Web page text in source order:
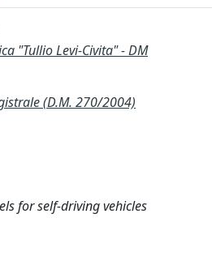
"Tullio Levi-Civita" - DM
(D.M. 270/2004)
for self-driving vehicles